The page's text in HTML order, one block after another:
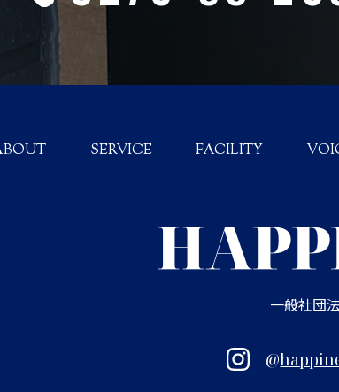
SERVICE FACILITY
一般社団
@